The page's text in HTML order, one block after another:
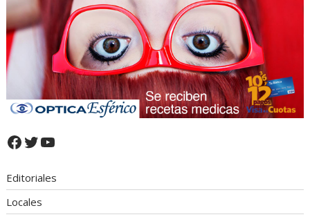
Facebook
Twitter
YouTube
Editoriales
Locales